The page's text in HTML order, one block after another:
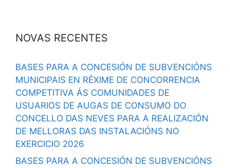
NOVAS RECENTES
BASES PARA A CONCESIÓN DE SUBVENCIÓNS
MUNICIPAIS EN RÉXIME DE CONCORRENCIA
COMPETITIVA ÁS COMUNIDADES DE
USUARIOS DE AUGAS DE CONSUMO DO
CONCELLO DAS NEVES PARA A REALIZACIÓN
DE MELLORAS DAS INSTALACIÓNS NO
EXERCICIO 2026
BASES PARA A CONCESIÓN DE SUBVENCIÓNS